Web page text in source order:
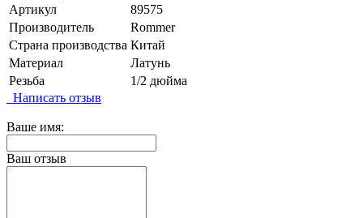
Артикул
89575
Производитель
Rommer
Страна производства Китай
Материал
Латунь
Резьба
1/2 дюйма
Написать отзыв
Ваше имя:
Ваш отзыв